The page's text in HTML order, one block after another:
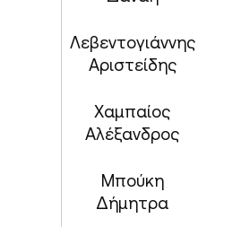
Λεβεντογιάννης
Αριστείδης
Χαμπαίος
Αλέξανδρος
Μπούκη
Δήμητρα